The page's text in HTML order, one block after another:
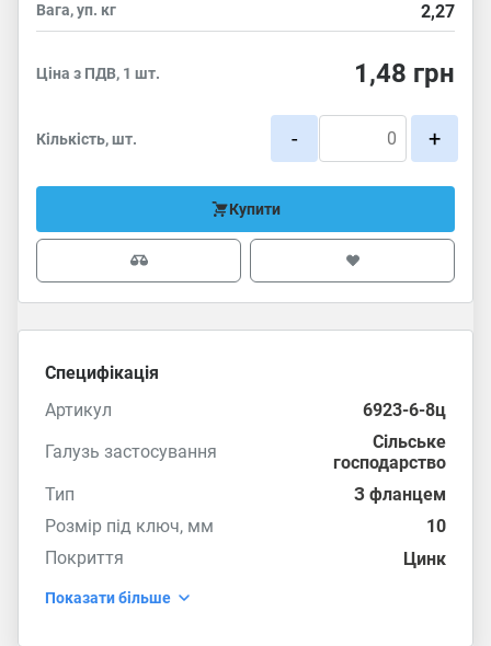
Вага, уп. кг 2,27
Ціна з ПДВ, 1 шт. 1,48 грн
Кількість, шт. - +
Купити
Специфікація
Артикул
6923-6-8ц
Галузь застосування
Сільське
господарство
Тип
З фланцем
Розмір під ключ, мм
10
Покриття
Цинк
Показати більше